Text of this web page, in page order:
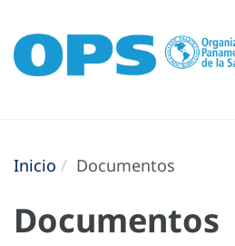
Inicio Documentos
Documentos